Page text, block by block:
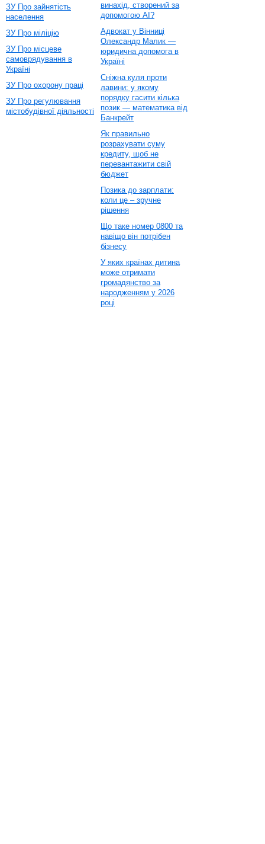
ЗУ Про зайнятість
населення
ЗУ Про міліцію
ЗУ Про місцеве
самоврядування в
Україні
ЗУ Про охорону праці
ЗУ Про регулювання
містобудівної діяльності
винахід, створений за
допомогою AI?
Адвокат у Вінниці
Олександр Малик —
юридична допомога в
Україні
Сніжна куля проти
лавини: у якому
порядку гасити кілька
позик — математика від
Банкрейт
Як правильно
розрахувати суму
кредиту, щоб не
перевантажити свій
бюджет
Позика до зарплати:
коли це – зручне
рішення
Що таке номер 0800 та
навіщо він потрібен
бізнесу
У яких країнах дитина
може отримати
громадянство за
народженням у 2026
році